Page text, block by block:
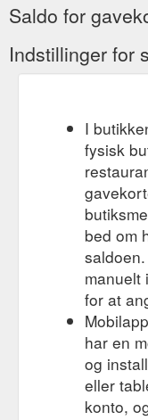
Saldo for
Indstillinger for
I
fysisk
bed om
manuelt
for at
har en
og
eller
konto,